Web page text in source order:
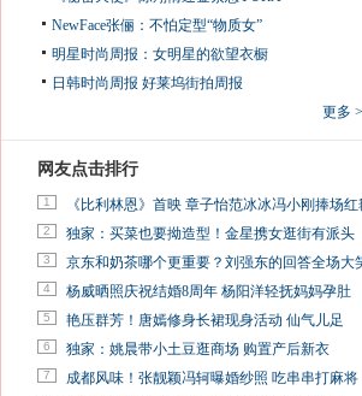
NewFace张俪：不怕定型“物质女”
明星时尚周报：女明星的欲望衣橱
日韩时尚周报 好莱坞街拍周报
更多
网友点击排行
1 《比利林恩》首映 章子怡范冰冰冯小刚捧场红
2 独家：买菜也要拗造型！金星携女逛街有派头
3 京东和奶茶哪个更重要？刘强东的回答全场大
4 杨威晒照庆祝结婚8周年 杨阳洋轻抚妈妈孕肚
5 艳压群芳！唐嫣修身长裙现身活动 仙气儿足
6 独家：姚晨带小土豆逛商场 购置产后新衣
7 成都风味！张靓颖冯轲曝婚纱照 吃串串打麻将